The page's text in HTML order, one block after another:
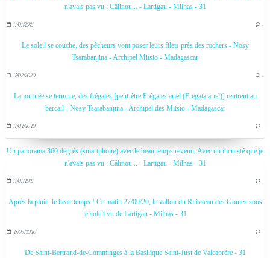
n'avais pas vu : Câlinou... - Lartigau - Milhas - 31
11/01/2021 …
Le soleil se couche, des pêcheurs vont poser leurs filets près des rochers - Nosy
Tsarabanjina - Archipel Mitsio - Madagascar
17/02/2020 …
La journée se termine, des frégates [peut-être Frégates ariel (Fregata ariel)] rentrent au
bercail - Nosy Tsarabanjina - Archipel des Mitsio - Madagascar
17/02/2020 …
Un panorama 360 degrés (smartphone) avec le beau temps revenu. Avec un incrusté que je
n'avais pas vu : Câlinou... - Lartigau - Milhas - 31
11/01/2021 …
Après la pluie, le beau temps ! Ce matin 27/09/20, le vallon du Ruisseau des Goutes sous
le soleil vu de Lartigau - Milhas - 31
27/09/2020 …
De Saint-Bertrand-de-Comminges à la Basilique Saint-Just de Valcabrère - 31